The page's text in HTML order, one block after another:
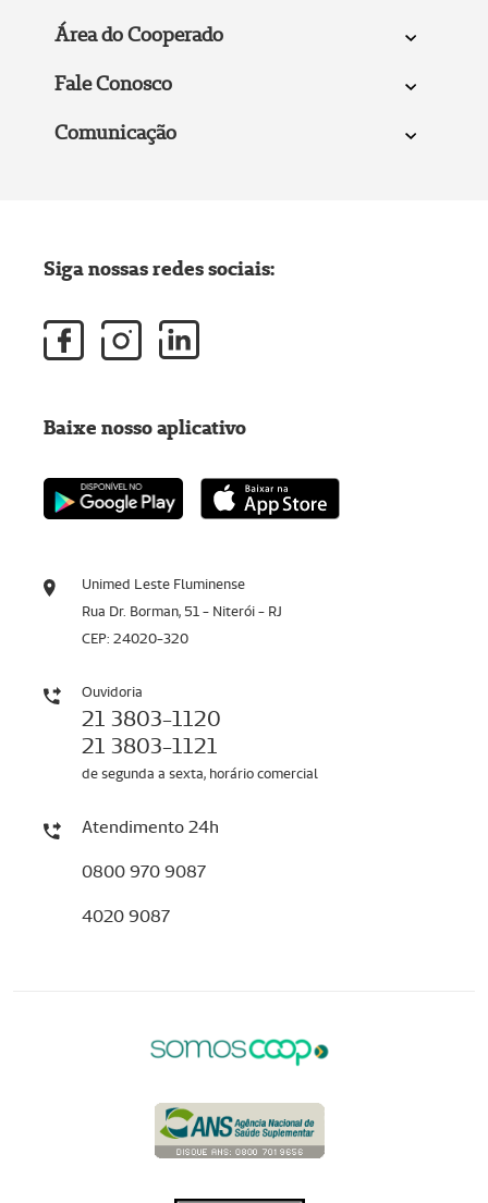
Área do Cooperado
Fale Conosco
Comunicação
Unimed Leste Fluminense
Rua Dr. Borman, 51 - Niterói - RJ
CEP: 24020-320
Ouvidoria
21 3803-1120
21 3803-1121
de segunda a sexta, horário comercial
Atendimento 24h
0800 970 9087
4020 9087
Siga nossas redes sociais:
Baixe nosso aplicativo